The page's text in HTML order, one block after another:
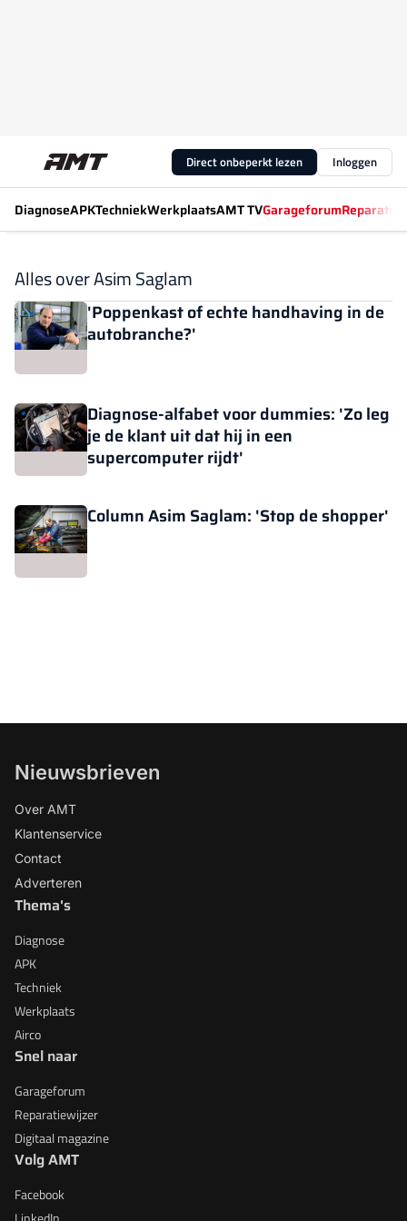
Direct onbeperkt lezen Inloggen
DiagnoseAPKTechniekWerkplaatsAMT TVGarageforum
Alles over Asim Saglam
'Poppenkast of echte handhaving in de
autobranche?'
Diagnose-alfabet voor dummies: 'Zo leg
je de klant uit dat hij in een
supercomputer rijdt'
Column Asim Saglam: 'Stop de shopper'
Nieuwsbrieven
Over AMT
Klantenservice
Contact
Adverteren
Thema's
Diagnose
APK
Techniek
Werkplaats
Airco
Snel naar
Garageforum
Reparatiewijzer
Digitaal magazine
Volg AMT
Facebook